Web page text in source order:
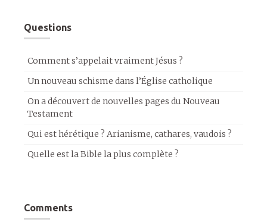
Questions
Comment s’appelait vraiment Jésus ?
Un nouveau schisme dans l’Église catholique
On a découvert de nouvelles pages du Nouveau
Testament
Qui est hérétique ? Arianisme, cathares, vaudois ?
Quelle est la Bible la plus complète ?
Comments